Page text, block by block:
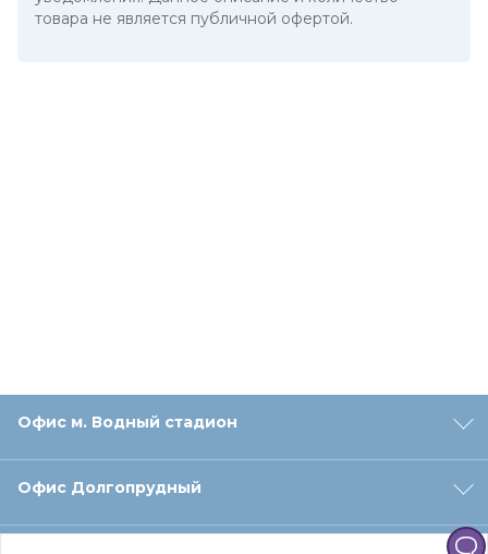
товара не является публичной офертой.
Офис м. Водный стадион
Офис Долгопрудный